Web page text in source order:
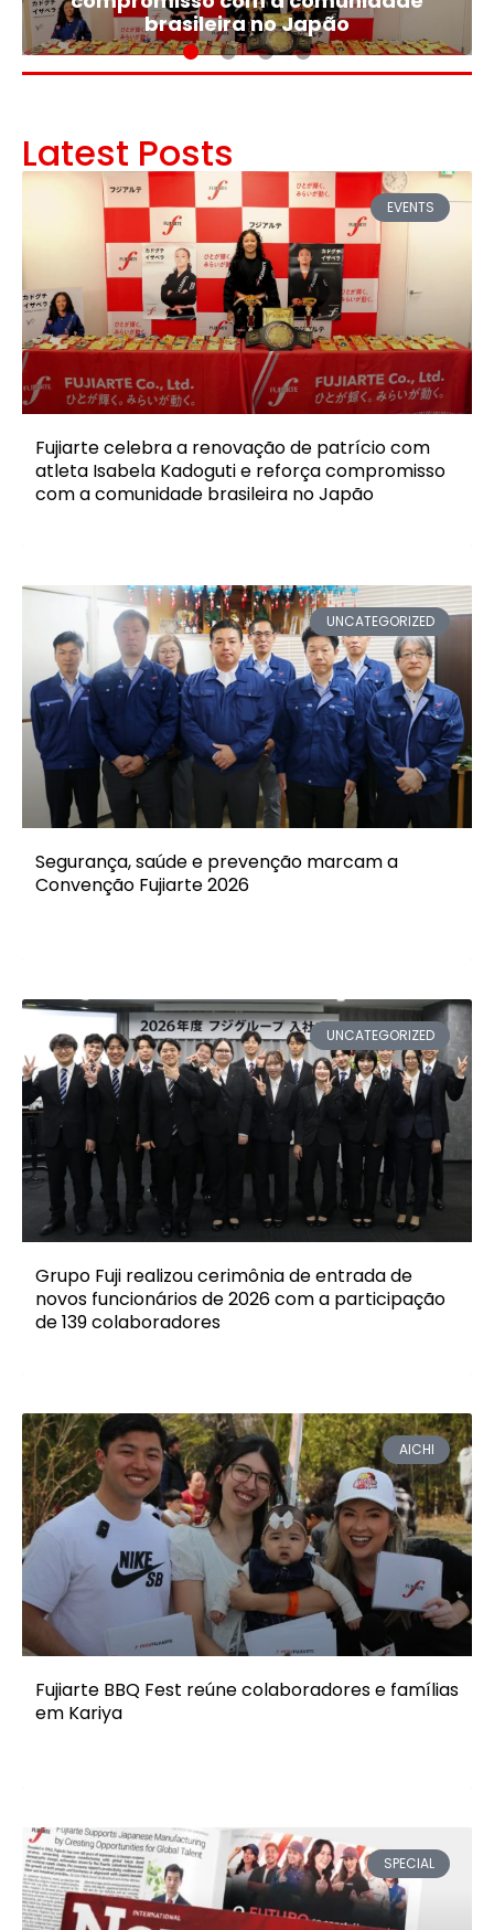
brasileira no Japão
Latest Posts
EVENTS
Fujiarte celebra a renovação de patrício com
atleta Isabela Kadoguti e reforça compromisso
com a comunidade brasileira no Japão
UNCATEGORIZED
Segurança, saúde e prevenção marcam a
Convenção Fujiarte 2026
UNCATEGORIZED
Grupo Fuji realizou cerimônia de entrada de
novos funcionários de 2026 com a participação
de 139 colaboradores
AICHI
Fujiarte BBQ Fest reúne colaboradores e famílias
em Kariya
SPECIAL